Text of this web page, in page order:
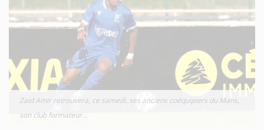
Zaid Amir retrouvera, ce samedi, ses anciens coéquipiers du Mans,
son club formateur...